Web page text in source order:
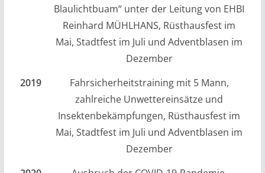
Blaulichtbuam“ unter der Leitung von EHBI
Reinhard MÜHLHANS, Rüsthausfest im
Mai, Stadtfest im Juli und Adventblasen im
Dezember
2019
Fahrsicherheitstraining mit 5 Mann,
zahlreiche Unwettereinsätze und
Insektenbekämpfungen, Rüsthausfest im
Mai, Stadtfest im Juli und Adventblasen im
Dezember